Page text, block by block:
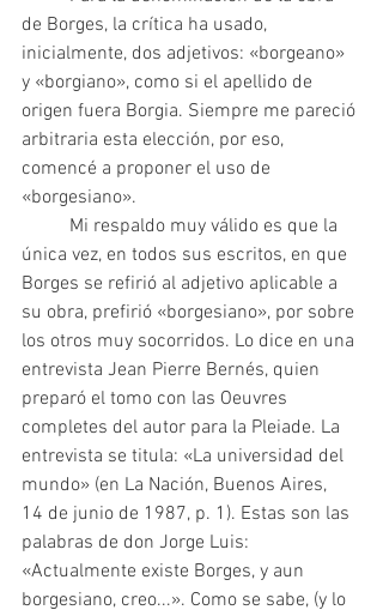
de Borges, la crítica ha usado,
inicialmente, dos adjetivos: «borgeano»
y «borgiano», como si el apellido de
origen fuera Borgia. Siempre me pareció
arbitraria esta elección, por eso,
comencé a proponer el uso de
«borgesiano».
única vez, en todos sus escritos, en que
Borges se refirió al adjetivo aplicable a
su obra, prefirió «borgesiano», por sobre
los otros muy socorridos. Lo dice en una
entrevista Jean Pierre Bernés, quien
preparó el tomo con las Oeuvres
completes del autor para la Pleiade. La
entrevista se titula: «La universidad del
mundo» (en La Nación, Buenos Aires,
14 de junio de 1987, p. 1). Estas son las
palabras de don Jorge Luis:
«Actualmente existe Borges, y aun
borgesiano, creo...». Como se sabe, (y lo